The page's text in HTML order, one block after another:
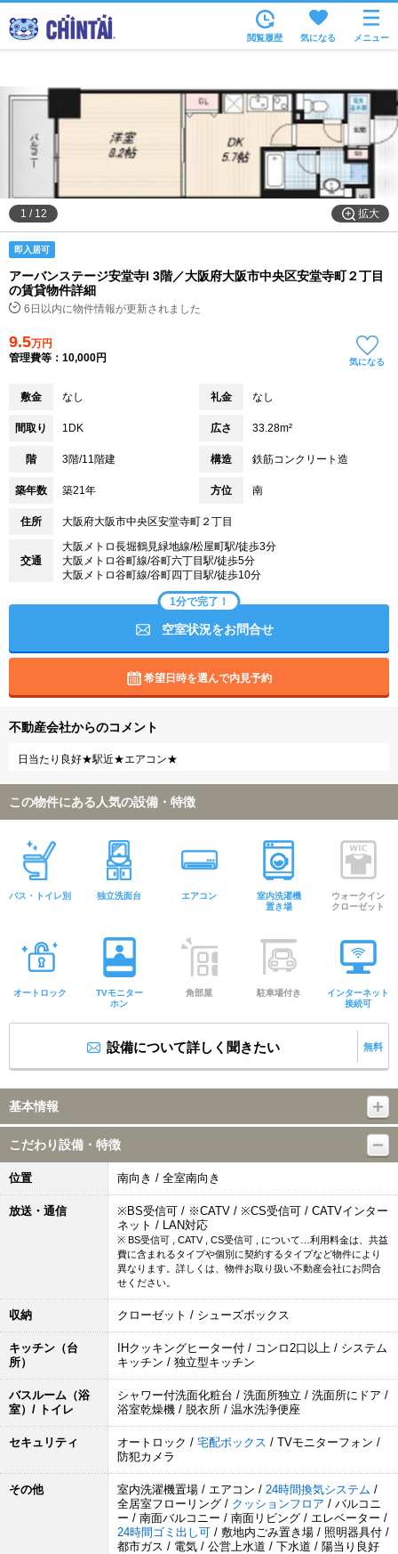
住所から
家賃相場から
通勤通学時間から
閲覧履歴 気になる メニュー
拡大
1 / 12
即入居可
アーバンステージ安堂寺I 3階／大阪府大阪市中央区安堂寺町２丁目
の賃貸物件詳細
6日以内に物件情報が更新されました
9.5万円
管理費等：10,000円
気になる
敷金 なし 礼金 なし
間取り 1DK 広さ 33.28m²
階 3階/11階建 構造 鉄筋コンクリート造
築年数 築21年 方位 南
住所 大阪府大阪市中央区安堂寺町２丁目
交通
大阪メトロ長堀鶴見緑地線/松屋町駅/徒歩3分
大阪メトロ谷町線/谷町六丁目駅/徒歩5分
大阪メトロ谷町線/谷町四丁目駅/徒歩10分
1分で完了！
空室状況をお問合せ
希望日時を選んで内見予約
不動産会社からのコメント
日当たり良好★駅近★エアコン★
この物件にある人気の設備・特徴
バス・トイレ別 独立洗面台 エアコン
室内洗濯機
置き場
ウォークイン
クローゼット
オートロック
TVモニター
ホン
角部屋 駐車場付き
インターネット
接続可
設備について詳しく聞きたい 無料
基本情報
こだわり設備・特徴
位置 南向き / 全室南向き
放送・通信
※BS受信可 / ※CATV / ※CS受信可 / CATVインター
ネット / LAN対応
※ BS受信可 , CATV , CS受信可 , について…利用料金は、共益
費に含まれるタイプや個別に契約するタイプなど物件により
異なります。詳しくは、物件お取り扱い不動産会社にお問合
せください。
収納 クローゼット / シューズボックス
キッチン（台
所）
IHクッキングヒーター付 / コンロ2口以上 / システム
キッチン / 独立型キッチン
バスルーム（浴
室）/ トイレ
シャワー付洗面化粧台 / 洗面所独立 / 洗面所にドア /
浴室乾燥機 / 脱衣所 / 温水洗浄便座
セキュリティ オートロック / 宅配ボックス / TVモニターフォン /
防犯カメラ
その他 室内洗濯機置場 / エアコン / 24時間換気システム /
全居室フローリング / クッションフロア / バルコニ
ー / 南面バルコニー / 南面リビング / エレベーター /
24時間ゴミ出し可 / 敷地内ごみ置き場 / 照明器具付 /
都市ガス / 電気 / 公営上水道 / 下水道 / 陽当り良好